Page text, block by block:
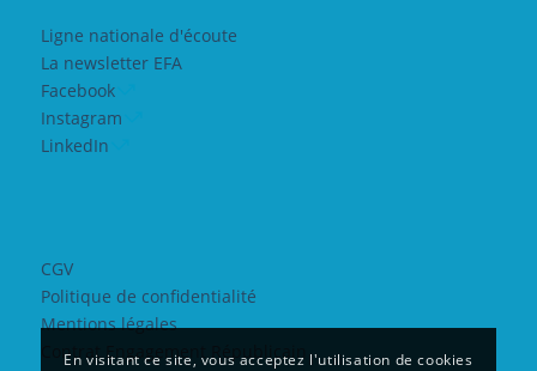
Ligne nationale d'écoute
La newsletter EFA
Facebook
Instagram
LinkedIn
CGV
Politique de confidentialité
Mentions légales
Contrat Engagement Républicain
En visitant ce site, vous acceptez l'utilisation de cookies